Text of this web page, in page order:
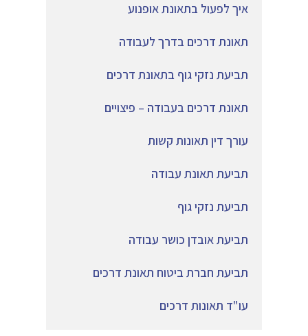
איך לפעול בתאונת אופנוע
תאונת דרכים בדרך לעבודה
תביעת נזקי גוף בתאונת דרכים
תאונת דרכים בעבודה – פיצויים
עורך דין תאונות קשות
תביעת תאונת עבודה
תביעת נזקי גוף
תביעת אובדן כושר עבודה
תביעת חברת ביטוח תאונת דרכים
עו"ד תאונות דרכים